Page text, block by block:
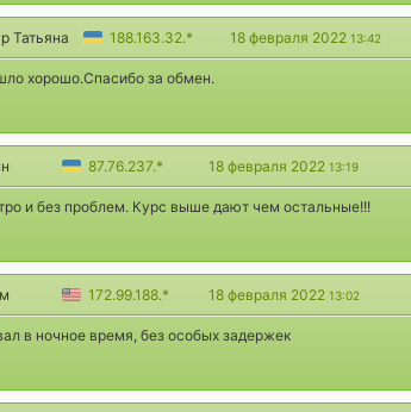
Татьяна 188.163.32.* 18 февраля 2022 13:42
хорошо.Спасибо за обмен.
87.76.237.* 18 февраля 2022 13:19
и без проблем. Курс выше дают чем остальные!!!
172.99.188.* 18 февраля 2022 13:02
в ночное время, без особых задержек